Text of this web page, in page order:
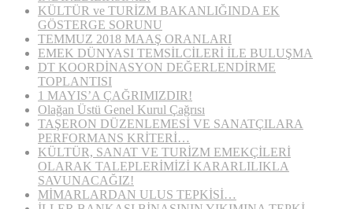
KÜLTÜR ve TURİZM BAKANLIĞINDA EK
GÖSTERGE SORUNU
TEMMUZ 2018 MAAŞ ORANLARI
EMEK DÜNYASI TEMSİLCİLERİ İLE BULUŞMA
DT KOORDİNASYON DEĞERLENDİRME
TOPLANTISI
1 MAYIS’A ÇAĞRIMIZDIR!
Olağan Üstü Genel Kurul Çağrısı
TAŞERON DÜZENLEMESİ VE SANATÇILARA
PERFORMANS KRİTERİ…
KÜLTÜR, SANAT VE TURİZM EMEKÇİLERİ
OLARAK TALEPLERİMİZİ KARARLILIKLA
SAVUNACAĞIZ!
MİMARLARDAN ULUS TEPKİSİ…